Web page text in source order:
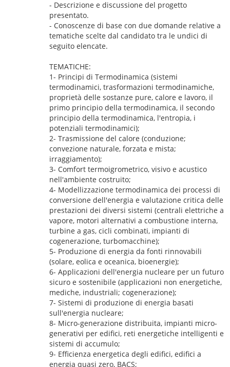
- Descrizione e discussione del progetto
presentato.
- Conoscenze di base con due domande relative a
tematiche scelte dal candidato tra le undici di
seguito elencate.
TEMATICHE:
1- Principi di Termodinamica (sistemi
termodinamici, trasformazioni termodinamiche,
proprietà delle sostanze pure, calore e lavoro, il
primo principio della termodinamica, il secondo
principio della termodinamica, l'entropia, i
potenziali termodinamici);
2- Trasmissione del calore (conduzione;
convezione naturale, forzata e mista;
irraggiamento);
3- Comfort termoigrometrico, visivo e acustico
nell'ambiente costruito;
4- Modellizzazione termodinamica dei processi di
conversione dell'energia e valutazione critica delle
prestazioni dei diversi sistemi (centrali elettriche a
vapore, motori alternativi a combustione interna,
turbine a gas, cicli combinati, impianti di
cogenerazione, turbomacchine);
5- Produzione di energia da fonti rinnovabili
(solare, eolica e oceanica, bioenergie);
6- Applicazioni dell'energia nucleare per un futuro
sicuro e sostenibile (applicazioni non energetiche,
mediche, industriali; cogenerazione);
7- Sistemi di produzione di energia basati
sull'energia nucleare;
8- Micro-generazione distribuita, impianti micro-
generativi per edifici, reti energetiche intelligenti e
sistemi di accumulo;
9- Efficienza energetica degli edifici, edifici a
energia quasi zero, BACS;